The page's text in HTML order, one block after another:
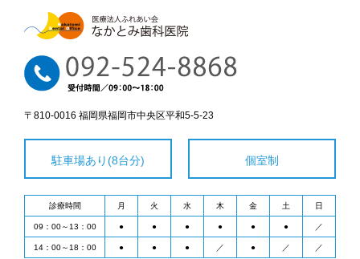
〒810-0016 福岡県福岡市中央区平和5-5-23
駐車場あり(8台分) 個室制
診療時間 月 火 水 木 金 土 日
09：00～13：00 ● ● ● ● ● ● ／
14：00～18：00 ● ● ● ／ ● ／ ／